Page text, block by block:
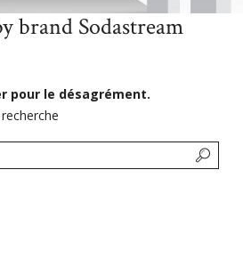
brand Sodastream
pour le désagrément.